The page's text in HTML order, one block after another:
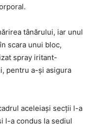
tânărului, iar unul
scara unui bloc,
spray iritant-
pentru a-și asigura
aceleiași secții l-a
l-a condus la sediul